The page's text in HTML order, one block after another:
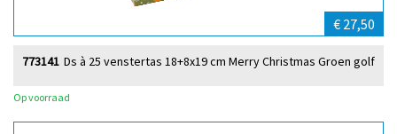
€ 27,50
Ds à 25 venstertas 18+8x19 cm Merry Christmas Groen golf
773141
Op voorraad